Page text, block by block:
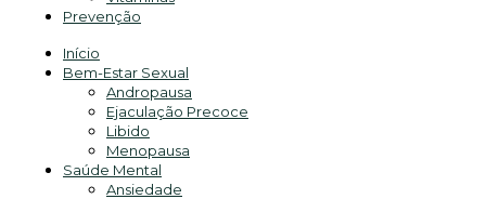
Prevenção
Início
Bem-Estar Sexual
Andropausa
Ejaculação Precoce
Libido
Menopausa
Saúde Mental
Ansiedade